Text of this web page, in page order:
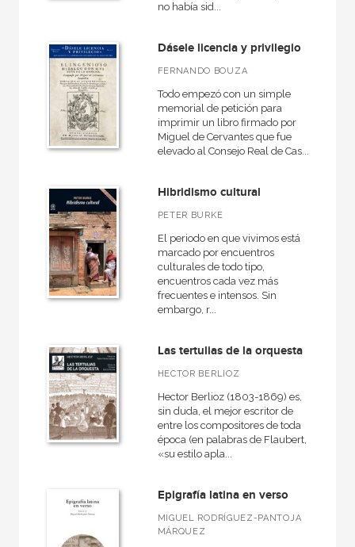
no había sid...
Dásele licencia y privilegio
FERNANDO BOUZA
Todo empezó con un simple
memorial de petición para
imprimir un libro firmado por
Miguel de Cervantes que fue
elevado al Consejo Real de Cas...
Hibridismo cultural
PETER BURKE
El periodo en que vivimos está
marcado por encuentros
culturales de todo tipo,
encuentros cada vez más
frecuentes e intensos. Sin
embargo, r...
Las tertulias de la orquesta
HECTOR BERLIOZ
Hector Berlioz (1803-1869) es,
sin duda, el mejor escritor de
entre los compositores de toda
época (en palabras de Flaubert,
«su estilo apla...
Epigrafía latina en verso
MIGUEL RODRÍGUEZ-PANTOJA
MÁRQUEZ